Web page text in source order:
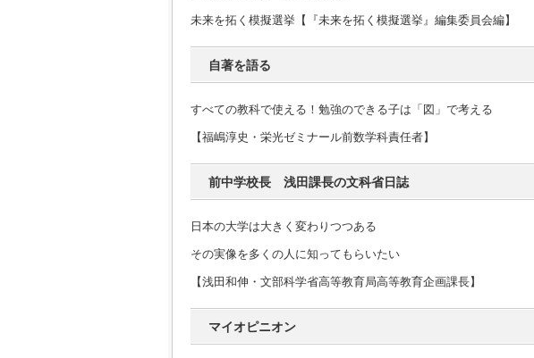
未来を拓く模擬選挙【『未来を拓く模擬選挙』編集委員会編】
自著を語る
すべての教科で使える！勉強のできる子は「図」で考える
【福嶋淳史・栄光ゼミナール前数学科責任者】
前中学校長 浅田課長の文科省日誌
日本の大学は大きく変わりつつある
その実像を多くの人に知ってもらいたい
【浅田和伸・文部科学省高等教育局高等教育企画課長】
マイオピニオン